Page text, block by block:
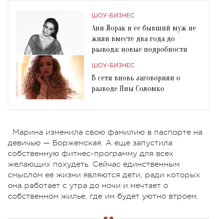
ШОУ-БИЗНЕС
Ани Лорак и ее бывший муж не
жили вместе два года до
развода: новые подробности
ШОУ-БИЗНЕС
В сети вновь заговорили о
разводе Яны Соломко
Марина изменила свою фамилию в паспорте на
девичью — Боржемская. А еще запустила
собственную фитнес-программу для всех
желающих похудеть. Сейчас единственным
смыслом ее жизни являются дети, ради которых
она работает с утра до ночи и мечтает о
собственном жилье, где им будет уютно втроем.